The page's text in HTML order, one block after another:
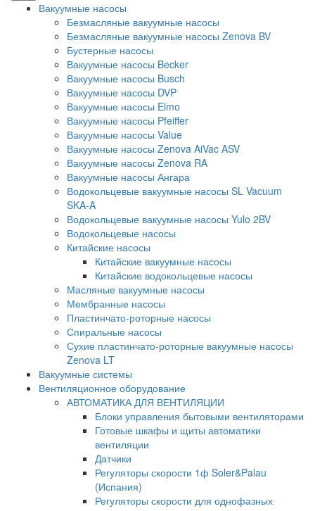
Вакуумные насосы
Безмасляные вакуумные насосы
Безмасляные вакуумные насосы Zenova BV
Бустерные насосы
Вакуумные насосы Becker
Вакуумные насосы Busch
Вакуумные насосы DVP
Вакуумные насосы Elmo
Вакуумные насосы Pfeiffer
Вакуумные насосы Value
Вакуумные насосы Zenova AiVac ASV
Вакуумные насосы Zenova RA
Вакуумные насосы Ангара
Водокольцевые вакуумные насосы SL Vacuum
SKA-A
Водокольцевые вакуумные насосы Yulo 2BV
Водокольцевые насосы
Китайские насосы
Китайские вакуумные насосы
Китайские водокольцевые насосы
Масляные вакуумные насосы
Мембранные насосы
Пластинчато-роторные насосы
Спиральные насосы
Сухие пластинчато-роторные вакуумные насосы
Zenova LT
Вакуумные системы
Вентиляционное оборудование
АВТОМАТИКА ДЛЯ ВЕНТИЛЯЦИИ
Блоки управления бытовыми вентиляторами
Готовые шкафы и щиты автоматики
вентиляции
Датчики
Регуляторы скорости 1ф Soler&Palau
(Испания)
Регуляторы скорости для однофазных